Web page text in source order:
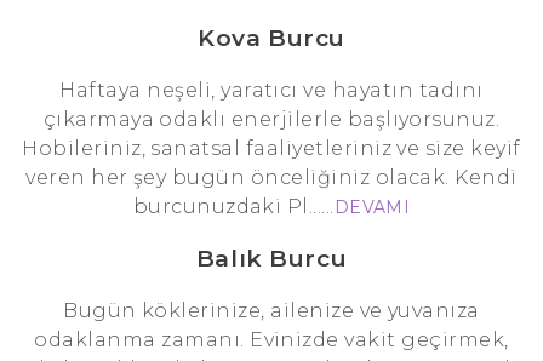
Kova Burcu
Haftaya neşeli, yaratıcı ve hayatın tadını
çıkarmaya odaklı enerjilerle başlıyorsunuz.
Hobileriniz, sanatsal faaliyetleriniz ve size keyif
veren her şey bugün önceliğiniz olacak. Kendi
burcunuzdaki Pl...... DEVAMI
Balık Burcu
Bugün köklerinize, ailenize ve yuvanıza
odaklanma zamanı. Evinizde vakit geçirmek,